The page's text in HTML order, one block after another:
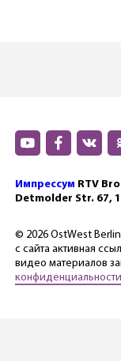
Импрессум RTV
Detmolder Str. 67,
© 2026 OstWest
с сайта активная
видео материалов